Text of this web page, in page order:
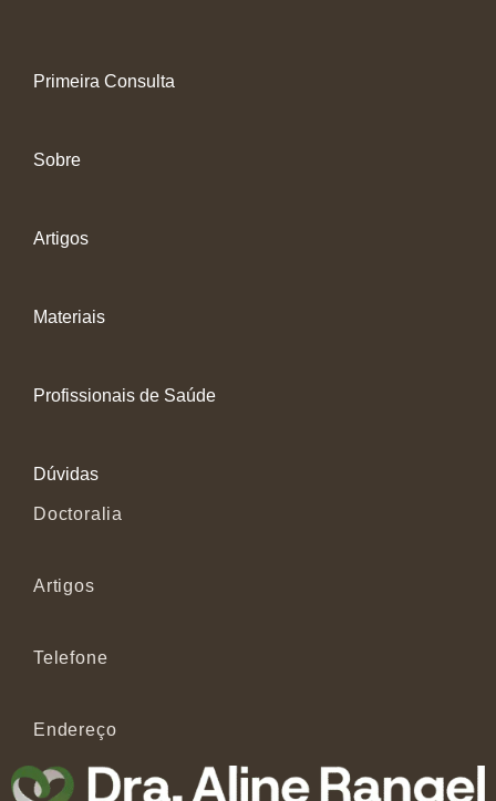
Primeira Consulta
Sobre
Artigos
Materiais
Profissionais de Saúde
Dúvidas
Doctoralia
Artigos
Telefone
Endereço